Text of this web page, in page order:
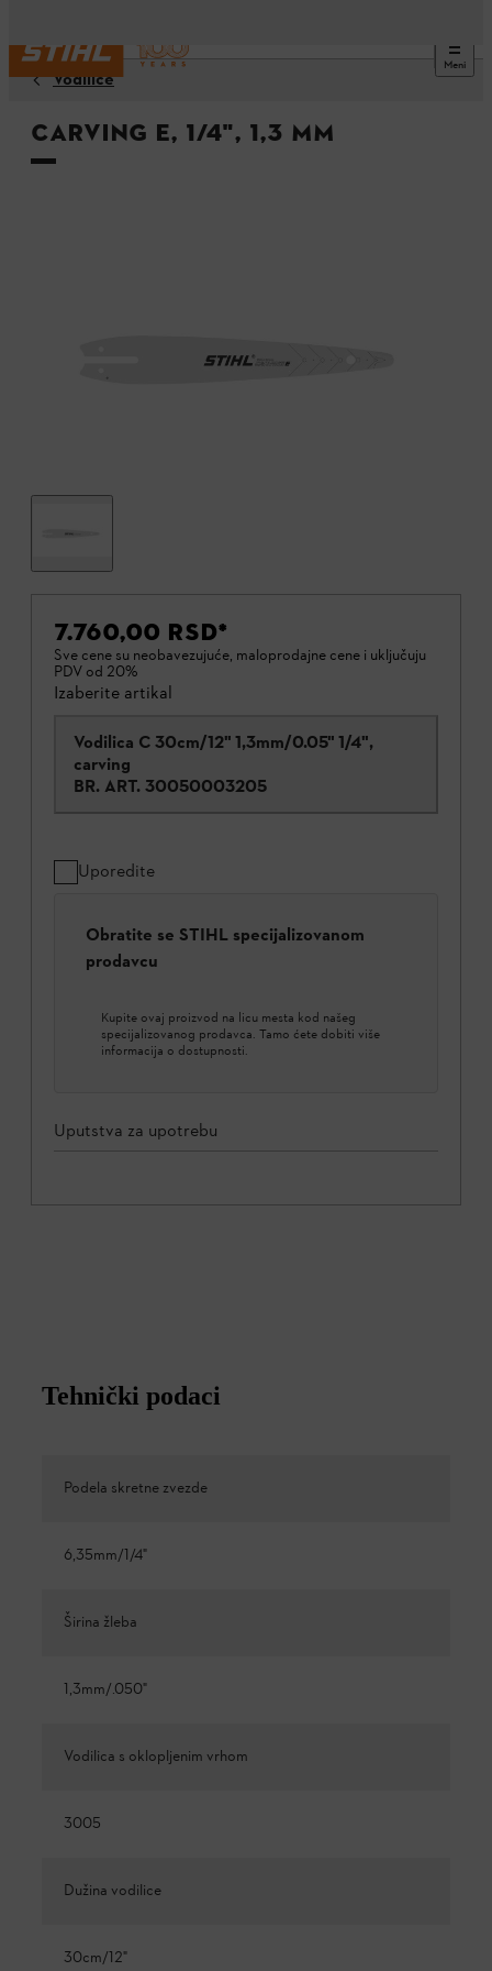
Meni
Vodilice
CARVING E, 1/4", 1,3 MM
7.760,00 RSD*
Sve cene su neobavezujuće, maloprodajne cene i uključuju
PDV od 20%
Izaberite artikal
Vodilica C 30cm/12" 1,3mm/0.05" 1/4",
carving
BR. ART. 30050003205
Uporedite
Obratite se STIHL specijalizovanom
prodavcu
Kupite ovaj proizvod na licu mesta kod našeg
specijalizovanog prodavca. Tamo ćete dobiti više
informacija o dostupnosti.
Uputstva za upotrebu
Tehnički podaci
Podela skretne zvezde
6,35mm/1/4"
Širina žleba
1,3mm/.050"
Vodilica s oklopljenim vrhom
3005
Dužina vodilice
30cm/12"